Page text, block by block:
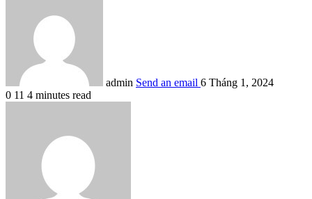
admin Send an email 6 Tháng 1, 2024
0 11 4 minutes read